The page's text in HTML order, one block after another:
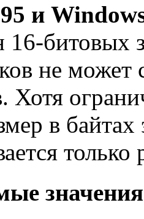
и
16-битовых
не может
Хотя
в байтах
значения